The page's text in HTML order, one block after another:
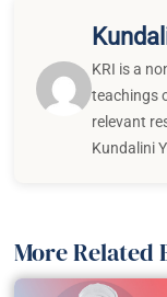
KRI is a
teachings
relevant
Kundalini
More Related